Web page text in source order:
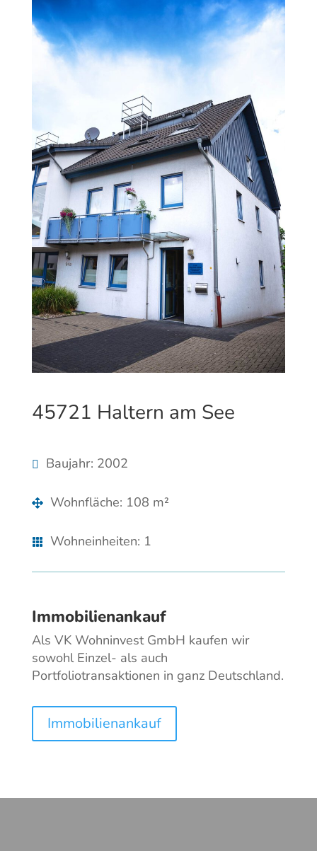
45721 Haltern am See
Baujahr: 2002
Wohnfläche: 108 m²
Wohneinheiten: 1
Immobilienankauf
Als VK Wohninvest GmbH kaufen wir
sowohl Einzel- als auch
Portfoliotransaktionen in ganz Deutschland.
Immobilienankauf